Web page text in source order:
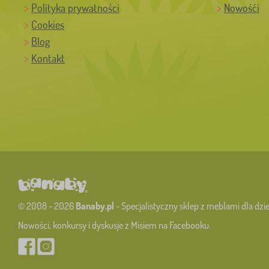
Polityka prywatności
Cookies
Blog
Kontakt
Nowośći
© 2008 - 2026 Banaby.pl - Specjalistyczny sklep z meblami dla
Nowości, konkursy i dyskusje z Misiem na Facebooku.